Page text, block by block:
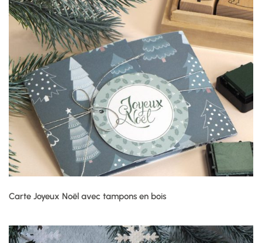
Carte Joyeux Noël avec tampons en bois